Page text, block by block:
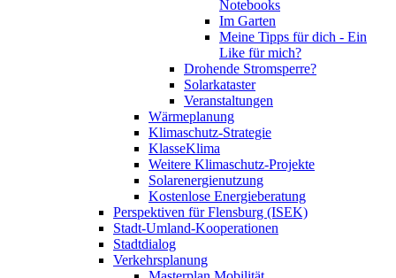
Notebooks
Im Garten
Meine Tipps für dich - Ein
Like für mich?
Drohende Stromsperre?
Solarkataster
Veranstaltungen
Wärmeplanung
Klimaschutz-Strategie
KlasseKlima
Weitere Klimaschutz-Projekte
Solarenergienutzung
Kostenlose Energieberatung
Perspektiven für Flensburg (ISEK)
Stadt-Umland-Kooperationen
Stadtdialog
Verkehrsplanung